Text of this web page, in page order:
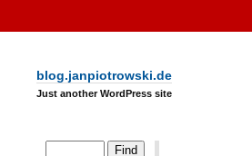
blog.janpiotrowski.de
Just another WordPress site